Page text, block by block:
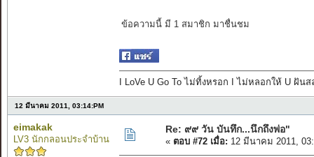
ข้อความนี้ มี 1 สมาชิก มาชื่นชม
I LoVe U Go To ไม่ทิ้งหรอก I ไม่หลอกให้ U ฝั
12 มีนาคม 2011, 03:14:PM
eimakak
LV3 นักกลอนประจำบ้าน
Re: ๙๙ วัน บันทึก...นึกถึงพ่อ"
« ตอบ #72 เมื่อ: 12 มีนาคม 2011,